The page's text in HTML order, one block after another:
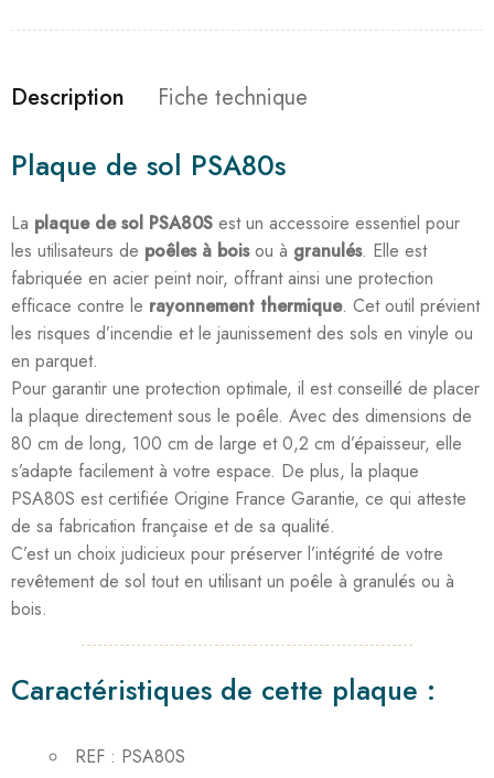
Description Fiche technique
Plaque de sol PSA80s
La plaque de sol PSA80S est un accessoire essentiel pour
les utilisateurs de poêles à boisou à granulés. Elle est
fabriquée en acier peint noir, offrant ainsi une protection
efficace contre le rayonnement thermique. Cet outil prévient
les risques d’incendie et le jaunissement des sols en vinyle ou
en parquet.
Pour garantir une protection optimale, il est conseillé de placer
la plaque directement sous le poêle. Avec des dimensions de
80 cm de long, 100 cm de large et 0,2 cm d’épaisseur, elle
s’adapte facilement à votre espace. De plus, la plaque
PSA80S est certifiée Origine France Garantie, ce qui atteste
de sa fabrication française et de sa qualité.
C’est un choix judicieux pour préserver l’intégrité de votre
revêtement de sol tout en utilisant un poêle à granulés ou à
bois.
Caractéristiques de cette plaque :
REF : PSA80S